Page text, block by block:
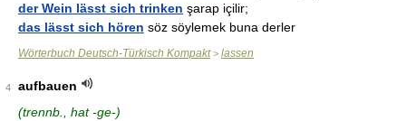
der Wein lässt sich trinken şarap içilir;
das lässt sich hören söz söylemek buna derler
Wörterbuch Deutsch-Türkisch Kompakt> lassen
4
aufbauen
(trennb., hat -ge-)